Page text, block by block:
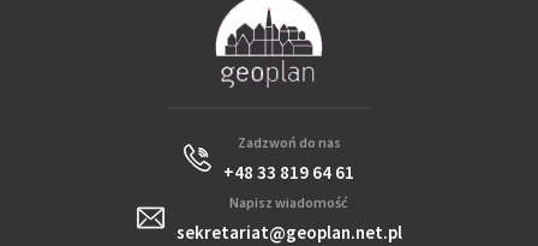
Zadzwoń do nas
+48 33 819 64 61
Napisz wiadomość
sekretariat@geoplan.net.pl